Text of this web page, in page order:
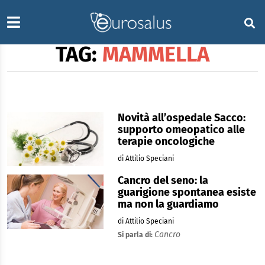
TAG: MAMMELLA
Novità all’ospedale Sacco:
supporto omeopatico alle
terapie oncologiche
di Attilio Speciani
Cancro del seno: la
guarigione spontanea esiste
ma non la guardiamo
di Attilio Speciani
Si parla di: Cancro